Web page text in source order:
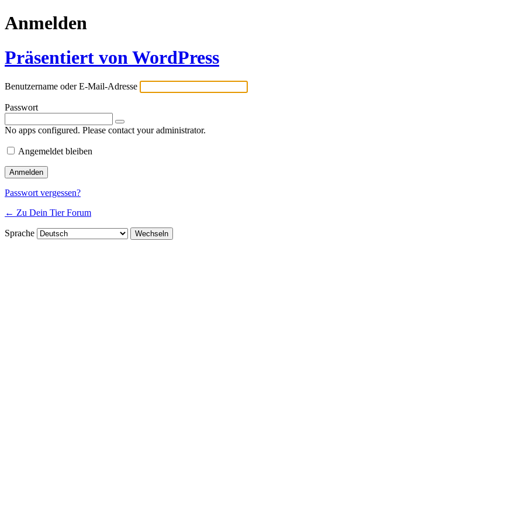
Anmelden
Präsentiert von WordPress
Benutzername oder E-Mail-Adresse
Passwort
No apps configured. Please contact your administrator.
Angemeldet bleiben
Passwort vergessen?
← Zu Dein Tier Forum
Sprache